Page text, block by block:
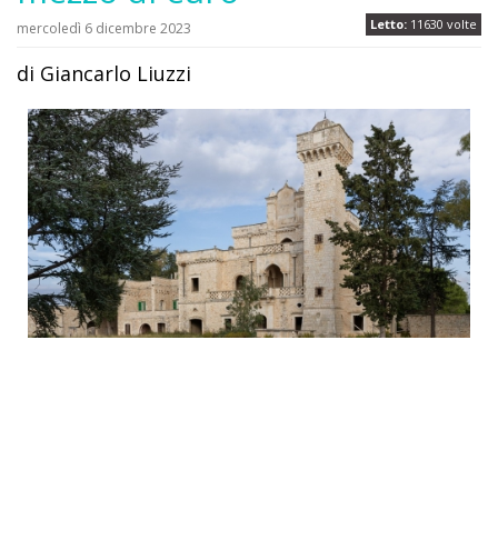
Letto: 11630 volte
mercoledì 6 dicembre 2023
di Giancarlo Liuzzi